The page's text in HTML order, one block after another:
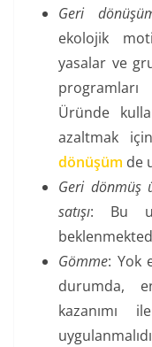
Geri
ekolojik
yasalar ve
Üründe
azaltmak
dönüşüm de
Geri dönmüş
satışı: Bu
Gömme: Yok
durumda,
kazanımı